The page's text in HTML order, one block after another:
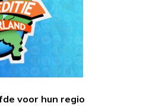
voor hun regio